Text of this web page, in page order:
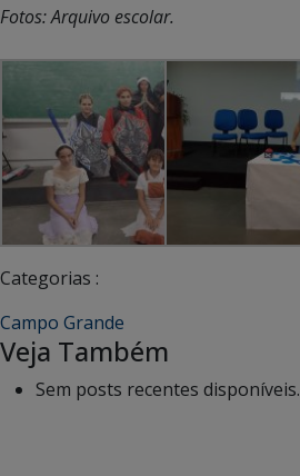
Fotos: Arquivo escolar.
Categorias :
Campo Grande
Veja Também
Sem posts recentes disponíveis.